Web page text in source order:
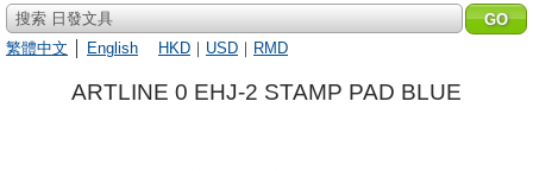
搜索 日發文具
繁體中文
English HKD ｜ USD ｜ RMD
ARTLINE 0 EHJ-2 STAMP PAD BLUE